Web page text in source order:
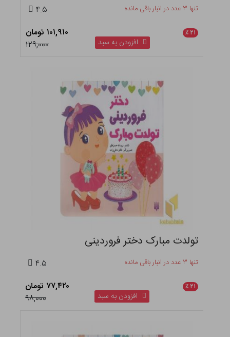
تنها ۳ عدد در انبار باقی مانده ۴.۵
۲۱ ٪
۱۰۱,۹۱۰ تومان
۱۲۹,۰۰۰
افزودن به سبد
تولدت مبارک دختر فروردینی
تنها ۳ عدد در انبار باقی مانده ۴.۵
۲۱ ٪
۷۷,۴۲۰ تومان
۹۸,۰۰۰
افزودن به سبد